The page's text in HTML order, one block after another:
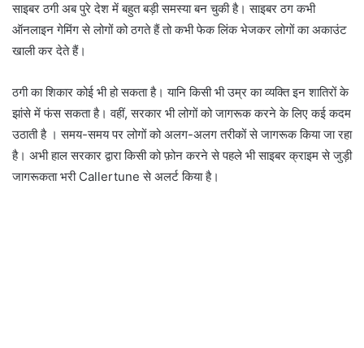
साइबर ठगी अब पुरे देश में बहुत बड़ी समस्या बन चुकी है। साइबर ठग कभी
ऑनलाइन गेमिंग से लोगों को ठगते हैं तो कभी फेक लिंक भेजकर लोगों का अकाउंट
खाली कर देते हैं।
ठगी का शिकार कोई भी हो सकता है। यानि किसी भी उम्र का व्यक्ति इन शातिरों के
झांसे में फंस सकता है। वहीं, सरकार भी लोगों को जागरूक करने के लिए कई कदम
उठाती है । समय-समय पर लोगों को अलग-अलग तरीकों से जागरूक किया जा रहा
है। अभी हाल सरकार द्वारा किसी को फ़ोन करने से पहले भी साइबर क्राइम से जुड़ी
जागरूकता भरी Callertune से अलर्ट किया है।